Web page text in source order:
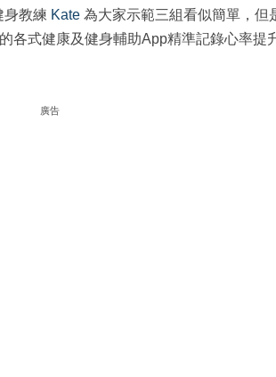
身教練 Kate 為大家示範三組看似簡單，但
各式健康及健身輔助App精準記錄心率提
廣告